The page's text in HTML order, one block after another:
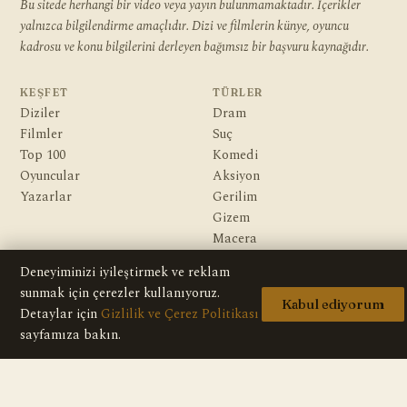
Bu sitede herhangi bir video veya yayın bulunmamaktadır. İçerikler
yalnızca bilgilendirme amaçlıdır. Dizi ve filmlerin künye, oyuncu
kadrosu ve konu bilgilerini derleyen bağımsız bir başvuru kaynağıdır.
KEŞFET
Diziler
Filmler
Top 100
Oyuncular
Yazarlar
TÜRLER
Dram
Suç
Komedi
Aksiyon
Gerilim
Gizem
Macera
KURUMSAL
Hakkımızda
Editoryal İlkeler
Veri Kaynakları
Deneyiminizi iyileştirmek ve reklam
sunmak için çerezler kullanıyoruz.
Detaylar için Gizlilik ve Çerez Politikası
sayfamıza bakın.
Kabul ediyorum